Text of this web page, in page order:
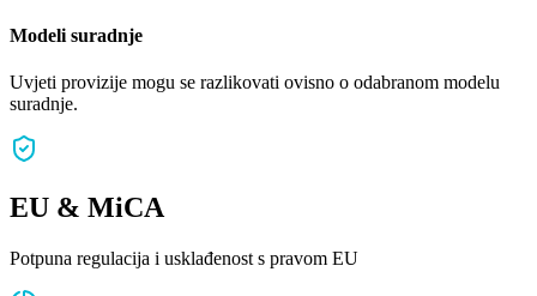
Modeli suradnje
Uvjeti provizije mogu se razlikovati ovisno o odabranom modelu
suradnje.
EU & MiCA
Potpuna regulacija i usklađenost s pravom EU